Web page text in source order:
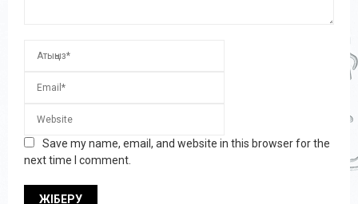
Save my name, email, and website in this browser for the
next time I comment.